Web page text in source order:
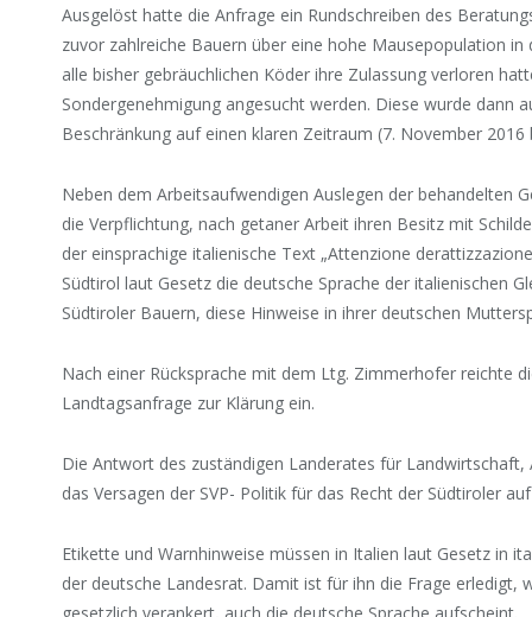
Ausgelöst hatte die Anfrage ein Rundschreiben des
zuvor zahlreiche Bauern über eine hohe Mausepopulation
alle bisher gebräuchlichen Köder ihre Zulassung verloren
Sondergenehmigung angesucht werden. Diese wurde dann
Beschränkung auf einen klaren Zeitraum (7. November
Neben dem Arbeitsaufwendigen Auslegen der behandelten
die Verpflichtung, nach getaner Arbeit ihren Besitz mit
der einsprachige italienische Text „Attenzione
Südtirol laut Gesetz die deutsche Sprache der italienischen
Südtiroler Bauern, diese Hinweise in ihrer deutschen
Nach einer Rücksprache mit dem Ltg. Zimmerhofer reichte
Landtagsanfrage zur Klärung ein.
Die Antwort des zuständigen Landerates für
das Versagen der SVP- Politik für das Recht der Südtiroler
Etikette und Warnhinweise müssen in Italien laut Gesetz in
der deutsche Landesrat. Damit ist für ihn die Frage erledigt,